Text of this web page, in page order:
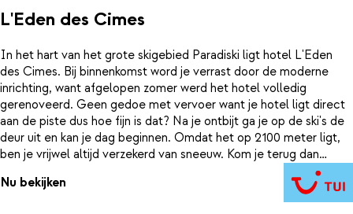
L'Eden des Cimes
In het hart van het grote skigebied Paradiski ligt hotel L'Eden
des Cimes. Bij binnenkomst word je verrast door de moderne
inrichting, want afgelopen zomer werd het hotel volledig
gerenoveerd. Geen gedoe met vervoer want je hotel ligt direct
aan de piste dus hoe fijn is dat? Na je ontbijt ga je op de ski's de
deur uit en kan je dag beginnen. Omdat het op 2100 meter ligt,
ben je vrijwel altijd verzekerd van sneeuw. Kom je terug dan
geniet je nog even in een ligstoel van het zonnetje. Tijd om te
eten, bij L'Eden des Cimes laat je je culinair verrassen want het
eten is hier tot in de puntjes verzorgd. En dat ook nog met een
Nu bekijken